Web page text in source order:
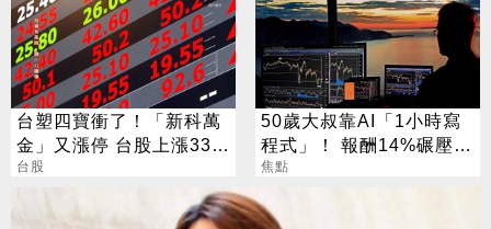
台塑四寶衝了！「新科萬
金」又漲停 台股上漲330
點
台股
50歲大叔靠AI「1小時寫
程式」！ 報酬14%碾壓標
普 直接辭職去炒股
焦點